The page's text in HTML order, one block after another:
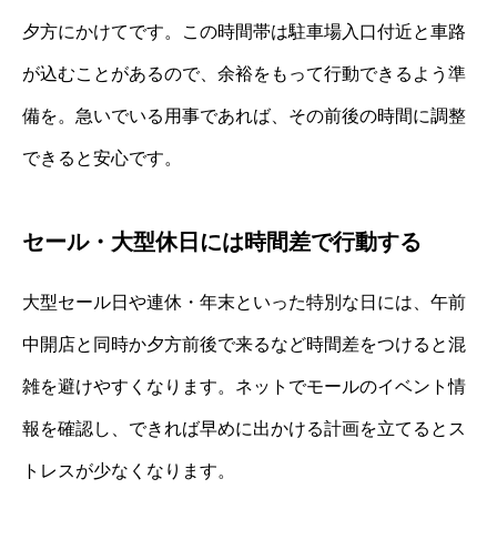
夕方にかけてです。この時間帯は駐車場入口付近と車路
が込むことがあるので、余裕をもって行動できるよう準
備を。急いでいる用事であれば、その前後の時間に調整
できると安心です。
セール・大型休日には時間差で行動する
大型セール日や連休・年末といった特別な日には、午前
中開店と同時か夕方前後で来るなど時間差をつけると混
雑を避けやすくなります。ネットでモールのイベント情
報を確認し、できれば早めに出かける計画を立てるとス
トレスが少なくなります。